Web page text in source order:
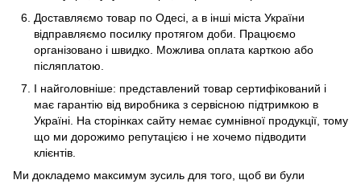
Доставляємо товар по Одесі, а в інші міста України
відправляємо посилку протягом доби. Працюємо
організовано і швидко. Можлива оплата карткою або
післяплатою.
І найголовніше: представлений товар сертифікований і
має гарантію від виробника з сервісною підтримкою в
Україні. На сторінках сайту немає сумнівної продукції, тому
що ми дорожимо репутацією і не хочемо підводити
клієнтів.
Ми докладемо максимум зусиль для того, щоб ви були